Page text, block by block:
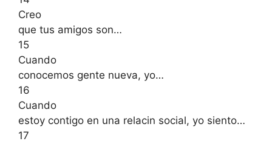
Creo
que tus amigos son…
15
Cuando
conocemos gente nueva, yo…
16
Cuando
estoy contigo en una relacin social, yo siento…
17